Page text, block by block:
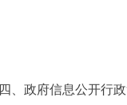
四、政府信息公开行